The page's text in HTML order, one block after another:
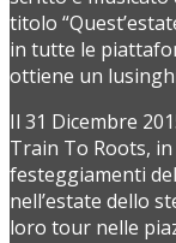
titolo
in tutte le
ottiene un
Il 31 Dicembre
Train To Roots, in
festeggiamenti
nell’estate dello
loro tour nelle